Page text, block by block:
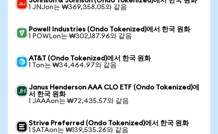
1 JNJon는 ₩369,358.05와 같음
Powell Industries (Ondo Tokenized)에서 한국 원화
1 POWLon는 ₩302,187.96와 같음
AT&T (Ondo Tokenized)에서 한국 원화
1 Ton는 ₩34,464.97와 같음
Janus Henderson AAA CLO ETF (Ondo Tokenized)에
서 한국 원화
1 JAAAon는 ₩72,435.57와 같음
Strive Preferred (Ondo Tokenized)에서 한국 원화
1 SATAon는 ₩139,535.26와 같음